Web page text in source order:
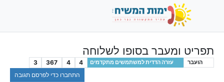
תפריט ומעבר בסופו לשלוחה
הועבר עזרה הדדית למשתמשים מתקדמים 4
4
367
3
התחברו כדי לפרסם תגובה